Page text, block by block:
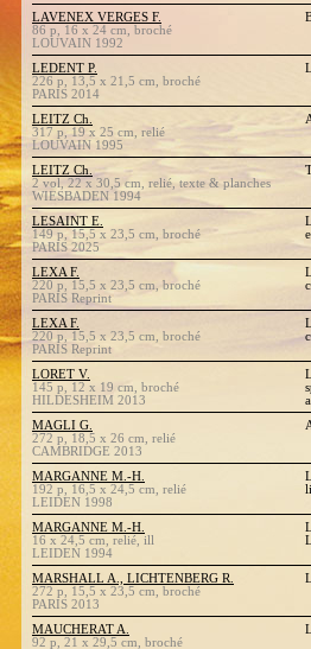
LAVENEX VERGES F.
86 p, 16 x 24 cm, broché
LOUVAIN 1992
LEDENT P.
226 p, 13,5 x 21,5 cm, broché
PARIS 2014
LEITZ Ch.
317 p, 19 x 25 cm, relié
LOUVAIN 1995
LEITZ Ch.
2 vol, 22 x 30,5 cm, relié, texte & planches
WIESBADEN 1994
LESAINT E.
149 p, 15,5 x 23,5 cm, broché
PARIS 2025
LEXA F.
220 p, 15,5 x 23,5 cm, broché
PARIS Reprint
LEXA F.
220 p, 15,5 x 23,5 cm, broché
PARIS Reprint
LORET V.
145 p, 12 x 19 cm, broché
HILDESHEIM 2013
MAGLI G.
272 p, 18,5 x 26 cm, relié
CAMBRIDGE 2013
MARGANNE M.-H.
192 p, 16,5 x 24,5 cm, relié
LEIDEN 1998
MARGANNE M.-H.
16 x 24,5 cm, relié, ill
LEIDEN 1994
MARSHALL A., LICHTENBERG R.
272 p, 15,5 x 23,5 cm, broché
PARIS 2013
MAUCHERAT A.
92 p, 21 x 29,5 cm, broché